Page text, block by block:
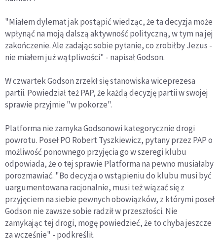
"Miałem dylemat jak postąpić wiedząc, że ta decyzja może
wpłynąć na moją dalszą aktywność polityczną, w tym na jej
zakończenie. Ale zadając sobie pytanie, co zrobiłby Jezus -
nie miałem już wątpliwości" - napisał Godson.
W czwartek Godson zrzekł się stanowiska wiceprezesa
partii. Powiedział też PAP, że każdą decyzję partii w swojej
sprawie przyjmie "w pokorze".
Platforma nie zamyka Godsonowi kategorycznie drogi
powrotu. Poseł PO Robert Tyszkiewicz, pytany przez PAP o
możliwość ponownego przyjęcia go w szeregi klubu
odpowiada, że o tej sprawie Platforma na pewno musiałaby
porozmawiać. "Bo decyzja o wstąpieniu do klubu musi być
uargumentowana racjonalnie, musi też wiązać się z
przyjęciem na siebie pewnych obowiązków, z którymi poseł
Godson nie zawsze sobie radził w przeszłości. Nie
zamykając tej drogi, mogę powiedzieć, że to chyba jeszcze
za wcześnie" - podkreślił.